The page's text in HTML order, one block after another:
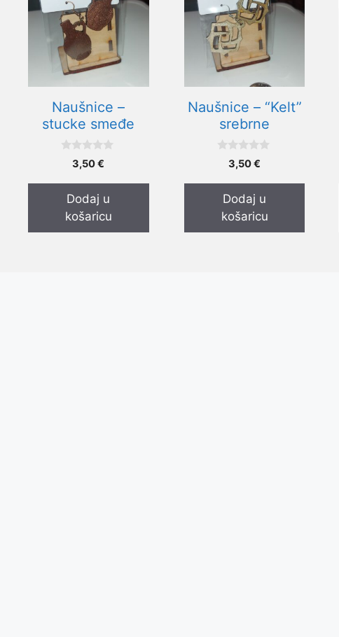
Naušnice –
stucke smeđe
3,50€
Dodaj u
košaricu
Naušnice – “Kelt”
srebrne
3,50€
Dodaj u
košaricu